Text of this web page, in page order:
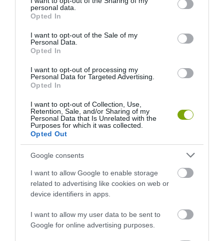
grant or deny consent to Google and its third-party tags to
use your data for below specified purposes in below Google
consent section.
personal data.
Opted In
I want to opt-out of the Sale of my
Personal Data.
Opted In
I want to opt-out of processing my
Personal Data for Targeted Advertising.
Opted In
I want to opt-out of Collection, Use,
Retention, Sale, and/or Sharing of my
Personal Data that Is Unrelated with the
Purposes for which it was collected.
Opted Out
Google consents
I want to allow Google to enable storage
related to advertising like cookies on web or
device identifiers in apps.
I want to allow my user data to be sent to
Google for online advertising purposes.
ELŐZŐ CIKK
MADÁRFAJT, MAJD A MACSKÁJA KIIRTOTTA AZT A FÖLDRŐL
KÖVETKEZŐ CIKK
ILYEN VOLT A KIS AMERIKA: 60 ÉVVEL EZELŐTT A
LEGSZEGÉNYEBBEK MÉG BARLANGLAKÁSOKBAN ÉLTEK A